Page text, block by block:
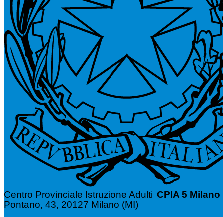
Centro Provinciale Istruzione Adulti CPIA 5 Milano
Pontano, 43, 20127 Milano (MI)